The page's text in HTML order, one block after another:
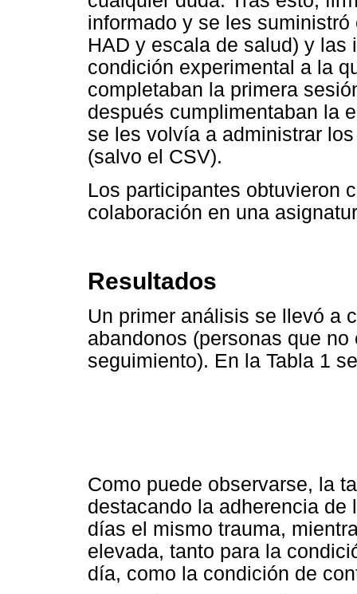
informado y se les
HAD y escala de salud) y
condición experimental a la
completaban la primera
después cumplimentaban la
se les volvía a administrar
(salvo el CSV).
Los participantes obtuvieron
colaboración en una
Resultados
Un primer análisis se llevó a
abandonos (personas que
seguimiento). En la Tabla 1
Como puede observarse, la
destacando la adherencia de
días el mismo trauma,
elevada, tanto para la
día, como la condición de